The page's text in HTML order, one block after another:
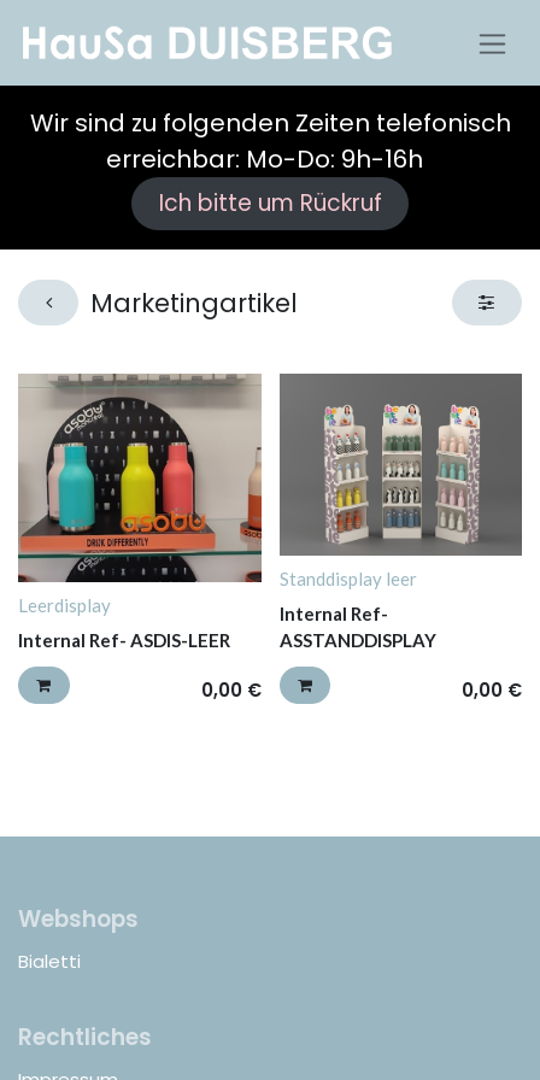
Wir sind zu folgenden Zeiten telefonisch
erreichbar: Mo-Do: 9h-16h
Ich bitte um Rückruf
Marketingartikel
Leerdisplay
Internal Ref- ASDIS-LEER
0,00€
Standdisplay leer
Internal Ref-
ASSTANDDISPLAY
0,00 €
Webshops
Bialetti
Rechtliches